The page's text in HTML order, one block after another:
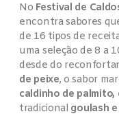
No Festival de
encontra sabores
de 16 tipos de
uma seleção de 8 a
desde do
de peixe, o sabor
caldinho de
tradicional goulash